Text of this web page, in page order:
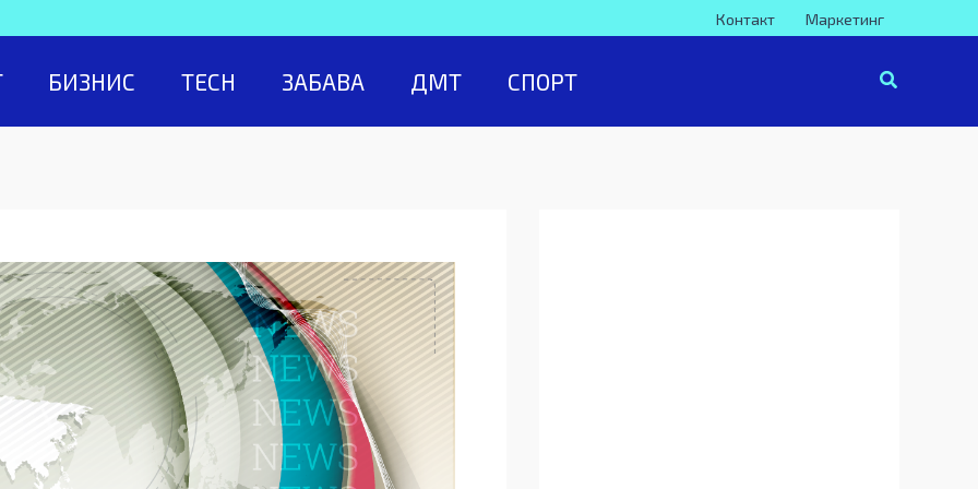
Контакт Маркетинг
БИЗНИС TECH ЗАБАВА ДМТ СПОРТ